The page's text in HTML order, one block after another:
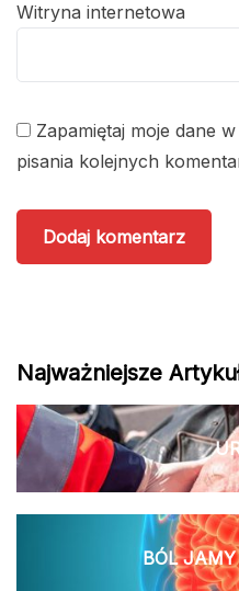
Witryna internetowa
Zapamiętaj moje dane
pisania kolejnych
Najważniejsze
BÓL